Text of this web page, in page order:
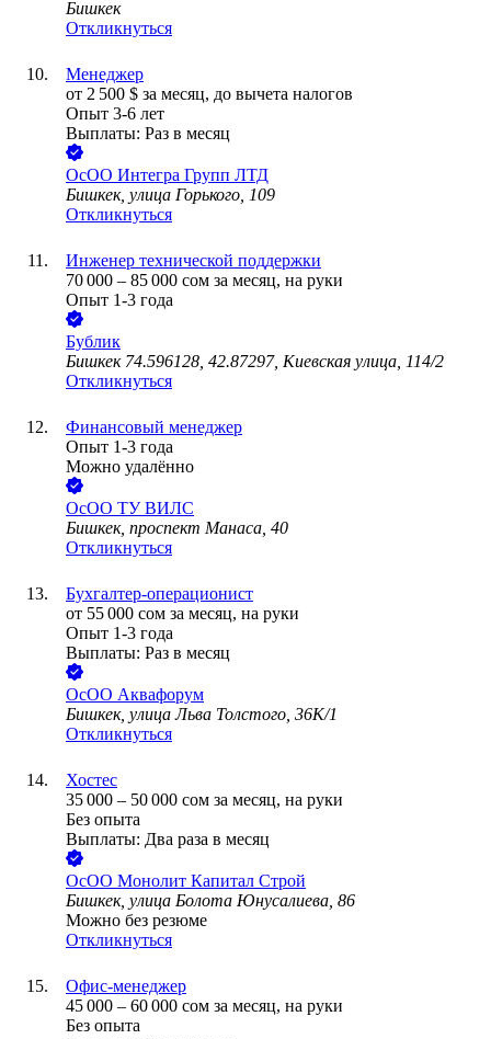
Бишкек
Откликнуться
Менеджер
от 2 500 $ за месяц, до вычета налогов
Опыт 3-6 лет
Выплаты: Раз в месяц
ОсОО Интегра Групп ЛТД
Бишкек, улица Горького, 109
Откликнуться
Инженер технической поддержки
70 000 – 85 000 сом за месяц, на руки
Опыт 1-3 года
Бублик
Бишкек 74.596128, 42.87297, Киевская улица, 114/2
Откликнуться
Финансовый менеджер
Опыт 1-3 года
Можно удалённо
ОсОО ТУ ВИЛС
Бишкек, проспект Манаса, 40
Откликнуться
Бухгалтер-операционист
от 55 000 сом за месяц, на руки
Опыт 1-3 года
Выплаты: Раз в месяц
ОсОО Аквафорум
Бишкек, улица Льва Толстого, 36К/1
Откликнуться
Хостес
35 000 – 50 000 сом за месяц, на руки
Без опыта
Выплаты: Два раза в месяц
ОсОО Монолит Капитал Строй
Бишкек, улица Болота Юнусалиева, 86
Можно без резюме
Откликнуться
Офис-менеджер
45 000 – 60 000 сом за месяц, на руки
Без опыта